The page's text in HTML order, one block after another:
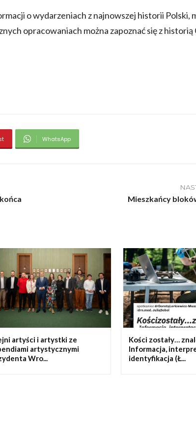
o wydarzeniach z najnowszej historii Polski,
opracowaniach można zapoznać się z historią
WhatsApp
Mieszkańcy
artyści i artystki ze
artystycznymi
Wro...
Kości zostały…
Informacja,
identyfikacja (Ł...